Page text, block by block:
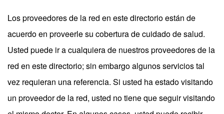
Los proveedores de la red en este directorio están de
acuerdo en proveerle su cobertura de cuidado de salud.
Usted puede ir a cualquiera de nuestros proveedores de la
red en este directorio; sin embargo algunos servicios tal
vez requieran una referencia. Si usted ha estado visitando
un proveedor de la red, usted no tiene que seguir visitando